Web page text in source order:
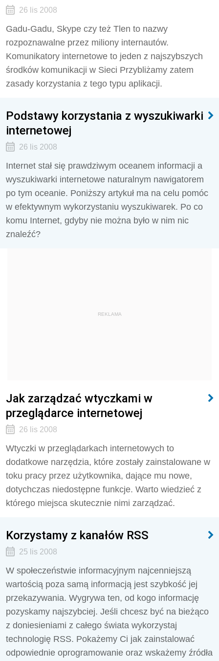
26 lis 2008
Gadu-Gadu, Skype czy też Tlen to nazwy
rozpoznawalne przez miliony internautów.
Komunikatory internetowe to jeden z najszybszych
środków komunikacji w Sieci Przybliżamy zatem
zasady korzystania z tego typu aplikacji.
Podstawy korzystania z wyszukiwarki
internetowej
26 lis 2008
Internet stał się prawdziwym oceanem informacji a
wyszukiwarki internetowe naturalnym nawigatorem
po tym oceanie. Poniższy artykuł ma na celu pomóc
w efektywnym wykorzystaniu wyszukiwarek. Po co
komu Internet, gdyby nie można było w nim nic
znaleźć?
REKLAMA
Jak zarządzać wtyczkami w
przeglądarce internetowej
26 lis 2008
Wtyczki w przeglądarkach internetowych to
dodatkowe narzędzia, które zostały zainstalowane w
toku pracy przez użytkownika, dające mu nowe,
dotychczas niedostępne funkcje. Warto wiedzieć z
którego miejsca skutecznie nimi zarządzać.
Korzystamy z kanałów RSS
25 lis 2008
W społeczeństwie informacyjnym najcenniejszą
wartością poza samą informacją jest szybkość jej
przekazywania. Wygrywa ten, od kogo informację
pozyskamy najszybciej. Jeśli chcesz być na bieżąco
z doniesieniami z całego świata wykorzystaj
technologię RSS. Pokażemy Ci jak zainstalować
odpowiednie oprogramowanie oraz wskażemy źródła